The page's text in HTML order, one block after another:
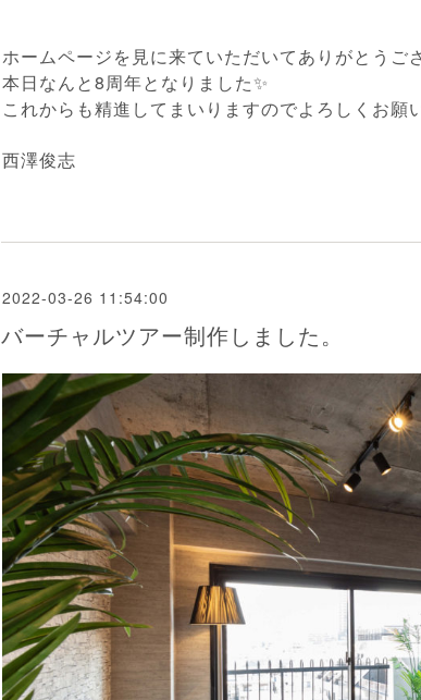
ホームページを見に来ていただいてありがとうご
本日なんと8周年となりました✨
これからも精進してまいりますのでよろしくお願
西澤俊志
2022-03-26 11:54:00
バーチャルツアー制作しました。